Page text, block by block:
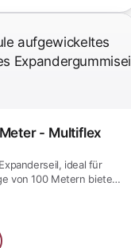
- Multiflex
ideal für
von 100 Metern bietet